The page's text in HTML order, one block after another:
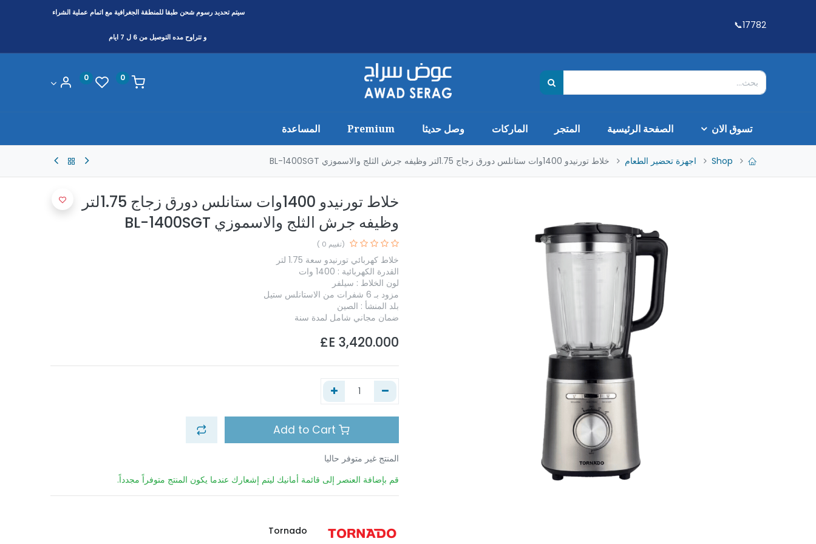
17782📞
سيتم تحديد رسوم شحن طبقاللمنطقةالجغرافية مع اتمام عملية الشراء
و تتراوح مده التوصيل من 6 ل 7 ايام
0
0
تسوق الان الصفحة الرئيسية المتجر الماركات وصل حديثا Premium المساعدة
Shop اجهزة تحضير الطعام خلاط تورنيدو 1400وات ستانلس دورق زجاج 1.75لتر وظيفه جرش الثلج والاسموزي BL-1400SGT
خلاط تورنيدو 1400وات ستانلس دورق زجاج 1.75لتر
وظيفه جرش الثلج والاسموزي BL-1400SGT
(تقييم 0 )
خلاط كهربائي تورنيدو سعة 1.75 لتر
القدرة الكهربائية : 1400 وات
لون الخلاط : سيلفر
مزود بـ 6 شفرات من الاستانلس ستيل
بلد المنشأ : الصين
ضمان مجاني شامل لمدة سنة
3,420.000
Add to Cart
المنتج غير متوفر حاليا
قم بإضافة العنصر إلى قائمة أمانيك ليتم إشعارك عندما يكون المنتج متوفراً مجدداً.
Tornado